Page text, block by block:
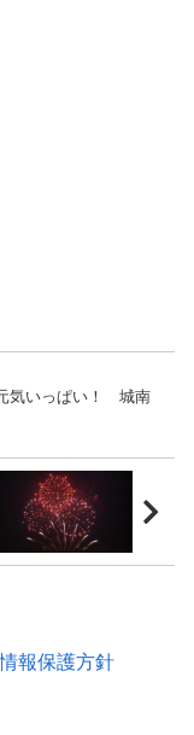
気いっぱい！ 城南
報保護方針